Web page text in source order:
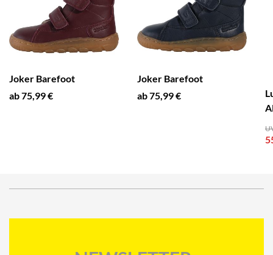
Joker Barefoot
ab 75,99 €
Joker Barefoot
ab 75,99 €